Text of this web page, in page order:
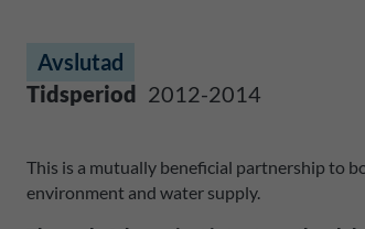
Avslutad
Tidsperiod
2012-2014
This is a mutually beneficial partnership to
environment and water supply.